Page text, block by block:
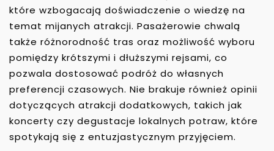
które wzbogacają doświadczenie o wiedzę na
temat mijanych atrakcji. Pasażerowie chwalą
także różnorodność tras oraz możliwość wyboru
pomiędzy krótszymi i dłuższymi rejsami, co
pozwala dostosować podróż do własnych
preferencji czasowych. Nie brakuje również opinii
dotyczących atrakcji dodatkowych, takich jak
koncerty czy degustacje lokalnych potraw, które
spotykają się z entuzjastycznym przyjęciem.